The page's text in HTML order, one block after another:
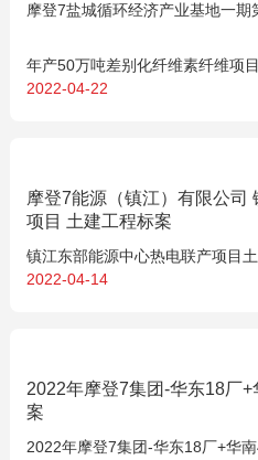
摩登7盐城循环经济产业基地一期
年产50万吨差别化纤维素纤维项
2022-04-22
摩登7能源（镇江）有限公司
项目 土建工程标案
镇江东部能源中心热电联产项目
2022-04-14
2022年摩登7集团-华东18厂
案
2022年摩登7集团-华东18厂+华